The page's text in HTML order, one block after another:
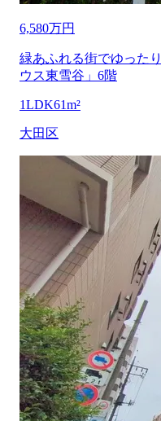
6,580万円
緑あふれる街でゆった
ウス東雪谷」6階
1LDK61m²
大田区